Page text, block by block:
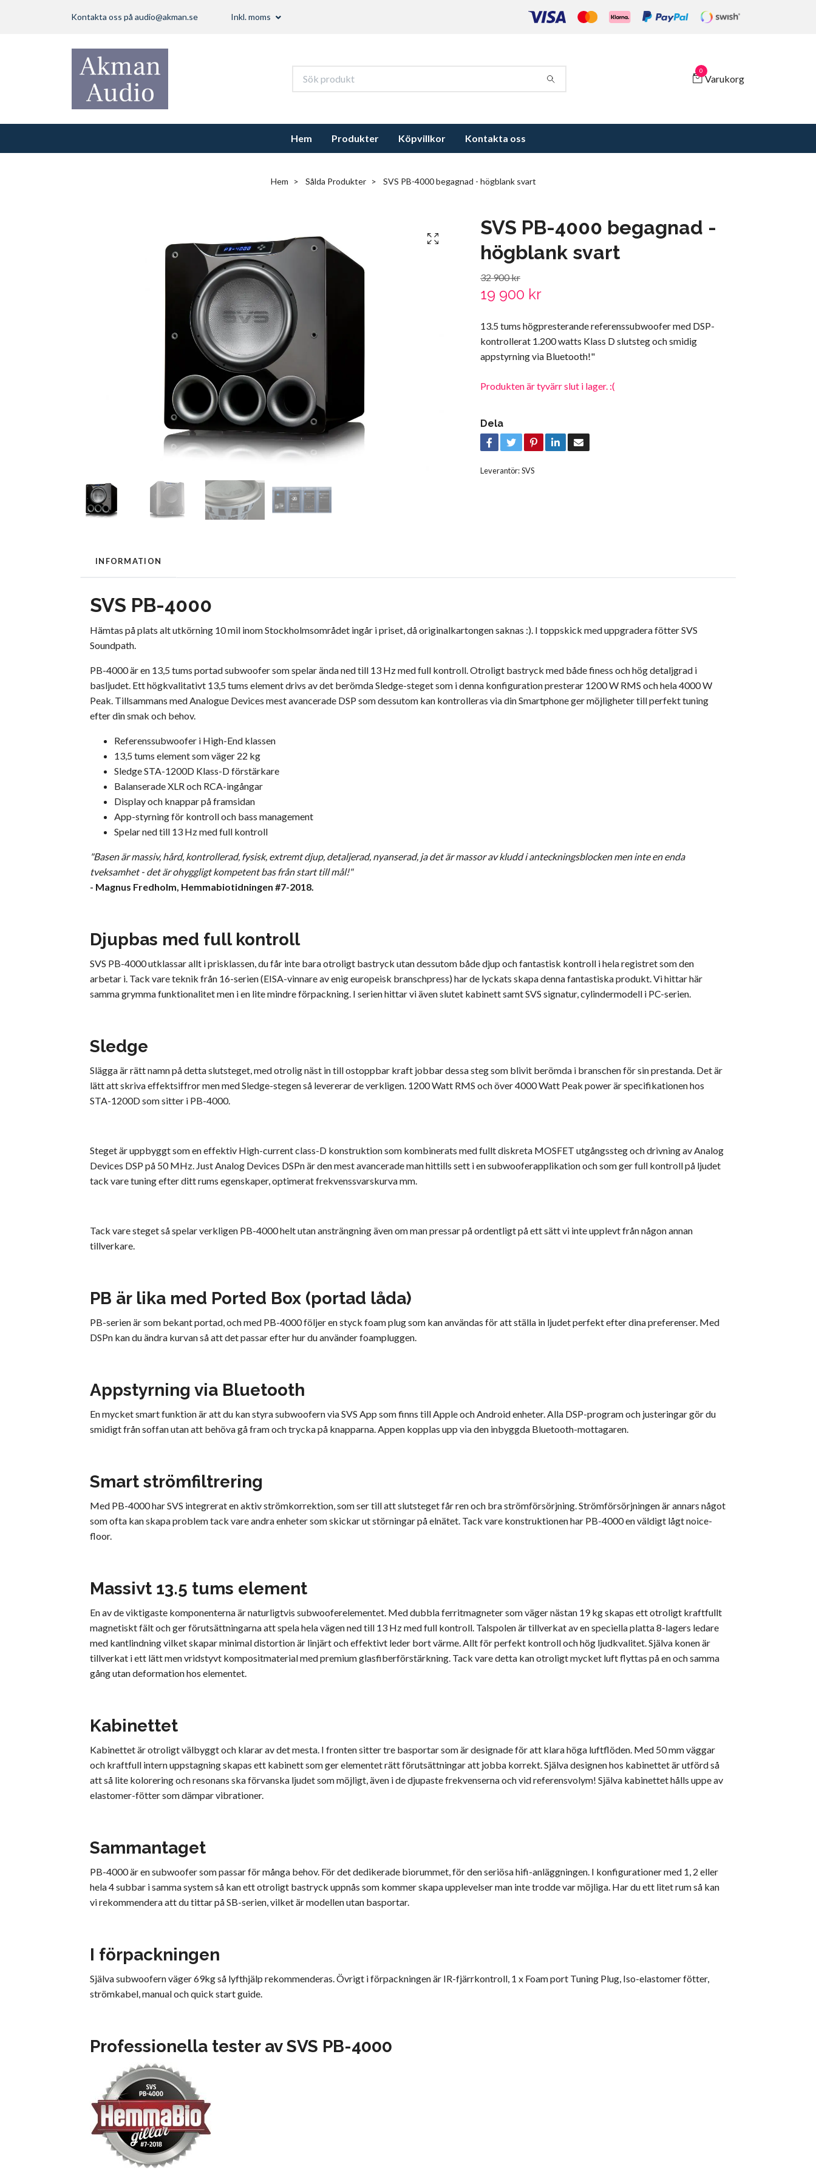
Kontakta oss på audio@akman.se Inkl. moms
0
Varukorg
Hem Produkter Köpvillkor Kontakta oss
Hem Sålda Produkter SVS PB-4000 begagnad - högblank svart
SVS PB-4000 begagnad -
högblank svart
32 900 kr
19 900 kr
13.5 tums högpresterande referenssubwoofer med DSP-
kontrollerat 1.200 watts Klass D slutsteg och smidig
appstyrning via Bluetooth!"
Produkten är tyvärr slut i lager. :(
Dela
Leverantör:SVS
INFORMATION
SVS PB-4000
Hämtas på plats alt utkörning 10 mil inom Stockholmsområdet ingår i priset, då originalkartongen saknas :). I toppskick med uppgradera fötter SVS
Soundpath.
PB-4000 är en 13,5 tums portad subwoofer som spelar ända ned till 13 Hz med full kontroll. Otroligt bastryck med både finess och hög detaljgrad i
basljudet. Ett högkvalitativt 13,5 tums element drivs av det berömda Sledge-steget som i denna konfiguration presterar 1200 W RMS och hela 4000 W
Peak. Tillsammans med Analogue Devices mest avancerade DSP som dessutom kan kontrolleras via din Smartphone ger möjligheter till perfekt tuning
efter din smak och behov.
Referenssubwoofer i High-End klassen
13,5 tums element som väger 22 kg
Sledge STA-1200D Klass-D förstärkare
Balanserade XLR och RCA-ingångar
Display och knappar på framsidan
App-styrning för kontroll och bass management
Spelar ned till 13 Hz med full kontroll
"Basen är massiv, hård, kontrollerad, fysisk, extremt djup, detaljerad, nyanserad, ja det är massor av kludd i anteckningsblocken men inte en enda
tveksamhet - det är ohyggligt kompetent bas från start till mål!"
- Magnus Fredholm, Hemmabiotidningen #7-2018.
Djupbas med full kontroll
SVS PB-4000 utklassar allt i prisklassen, du får inte bara otroligt bastryck utan dessutom både djup och fantastisk kontroll i hela registret som den
arbetar i. Tack vare teknik från 16-serien (EISA-vinnare av enig europeisk branschpress) har de lyckats skapa denna fantastiska produkt. Vi hittar här
samma grymma funktionalitet men i en lite mindre förpackning. I serien hittar vi även slutet kabinett samt SVS signatur, cylindermodell i PC-serien.
Sledge
Slägga är rätt namn på detta slutsteget, med otrolig näst in till ostoppbar kraft jobbar dessa steg som blivit berömda i branschen för sin prestanda. Det är
lätt att skriva effektsiffror men med Sledge-stegen så levererar de verkligen. 1200 Watt RMS och över 4000 Watt Peak power är specifikationen hos
STA-1200D som sitter i PB-4000.
Steget är uppbyggt som en effektiv High-current class-D konstruktion som kombinerats med fullt diskreta MOSFET utgångssteg och drivning av Analog
Devices DSP på 50 MHz. Just Analog Devices DSPn är den mest avancerade man hittills sett i en subwooferapplikation och som ger full kontroll på ljudet
tack vare tuning efter ditt rums egenskaper, optimerat frekvenssvarskurva mm.
Tack vare steget så spelar verkligen PB-4000 helt utan ansträngning även om man pressar på ordentligt på ett sätt vi inte upplevt från någon annan
tillverkare.
PB är lika med Ported Box (portad låda)
PB-serien är som bekant portad, och med PB-4000 följer en styck foam plug som kan användas för att ställa in ljudet perfekt efter dina preferenser. Med
DSPn kan du ändra kurvan så att det passar efter hur du använder foampluggen.
Appstyrning via Bluetooth
En mycket smart funktion är att du kan styra subwoofern via SVS App som finns till Apple och Android enheter. Alla DSP-program och justeringar gör du
smidigt från soffan utan att behöva gå fram och trycka på knapparna. Appen kopplas upp via den inbyggda Bluetooth-mottagaren.
Smart strömfiltrering
Med PB-4000 har SVS integrerat en aktiv strömkorrektion, som ser till att slutsteget får ren och bra strömförsörjning. Strömförsörjningen är annars något
som ofta kan skapa problem tack vare andra enheter som skickar ut störningar på elnätet. Tack vare konstruktionen har PB-4000 en väldigt lågt noice-
floor.
Massivt 13.5 tums element
En av de viktigaste komponenterna är naturligtvis subwooferelementet. Med dubbla ferritmagneter som väger nästan 19 kg skapas ett otroligt kraftfullt
magnetiskt fält och ger förutsättningarna att spela hela vägen ned till 13 Hz med full kontroll. Talspolen är tillverkat av en speciella platta 8-lagers ledare
med kantlindning vilket skapar minimal distortion är linjärt och effektivt leder bort värme. Allt för perfekt kontroll och hög ljudkvalitet. Själva konen är
tillverkat i ett lätt men vridstyvt kompositmaterial med premium glasfiberförstärkning. Tack vare detta kan otroligt mycket luft flyttas på en och samma
gång utan deformation hos elementet.
Kabinettet
Kabinettet är otroligt välbyggt och klarar av det mesta. I fronten sitter tre basportar som är designade för att klara höga luftflöden. Med 50 mm väggar
och kraftfull intern uppstagning skapas ett kabinett som ger elementet rätt förutsättningar att jobba korrekt. Själva designen hos kabinettet är utförd så
att så lite kolorering och resonans ska förvanska ljudet som möjligt, även i de djupaste frekvenserna och vid referensvolym! Själva kabinettet hålls uppe av
elastomer-fötter som dämpar vibrationer.
Sammantaget
PB-4000 är en subwoofer som passar för många behov. För det dedikerade biorummet, för den seriösa hifi-anläggningen. I konfigurationer med 1, 2 eller
hela 4 subbar i samma system så kan ett otroligt bastryck uppnås som kommer skapa upplevelser man inte trodde var möjliga. Har du ett litet rum så kan
vi rekommendera att du tittar på SB-serien, vilket är modellen utan basportar.
I förpackningen
Själva subwoofern väger 69kg så lyfthjälp rekommenderas. Övrigt i förpackningen är IR-fjärrkontroll, 1 x Foam port Tuning Plug, Iso-elastomer fötter,
strömkabel, manual och quick start guide.
Professionella tester av SVS PB-4000